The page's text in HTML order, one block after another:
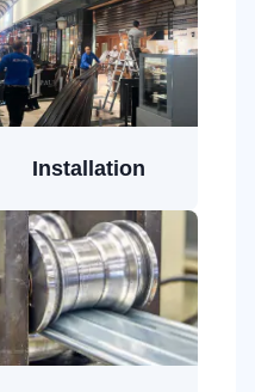
Installation